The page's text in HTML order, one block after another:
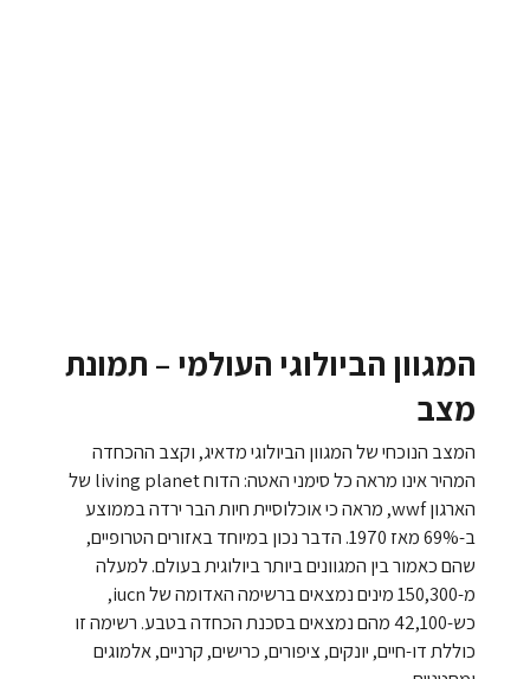
המגוון הביולוגי העולמי – תמונת
מצב
המצב הנוכחי של המגוון הביולוגי מדאיג, וקצב ההכחדה
המהיר אינו מראה כל סימני האטה: הדוח living planet של
הארגון wwf, מראה כי אוכלוסיית חיות הבר ירדה בממוצע
ב-69% מאז 1970. הדבר נכון במיוחד באזורים הטרופיים,
שהם כאמור בין המגוונים ביותר ביולוגית בעולם. למעלה
מ-150,300 מינים נמצאים ברשימה האדומה של iucn,
כש-42,100 מהם נמצאים בסכנת הכחדה בטבע. רשימה זו
כוללת דו-חיים, יונקים, ציפורים, כרישים, קרניים, אלמוגים